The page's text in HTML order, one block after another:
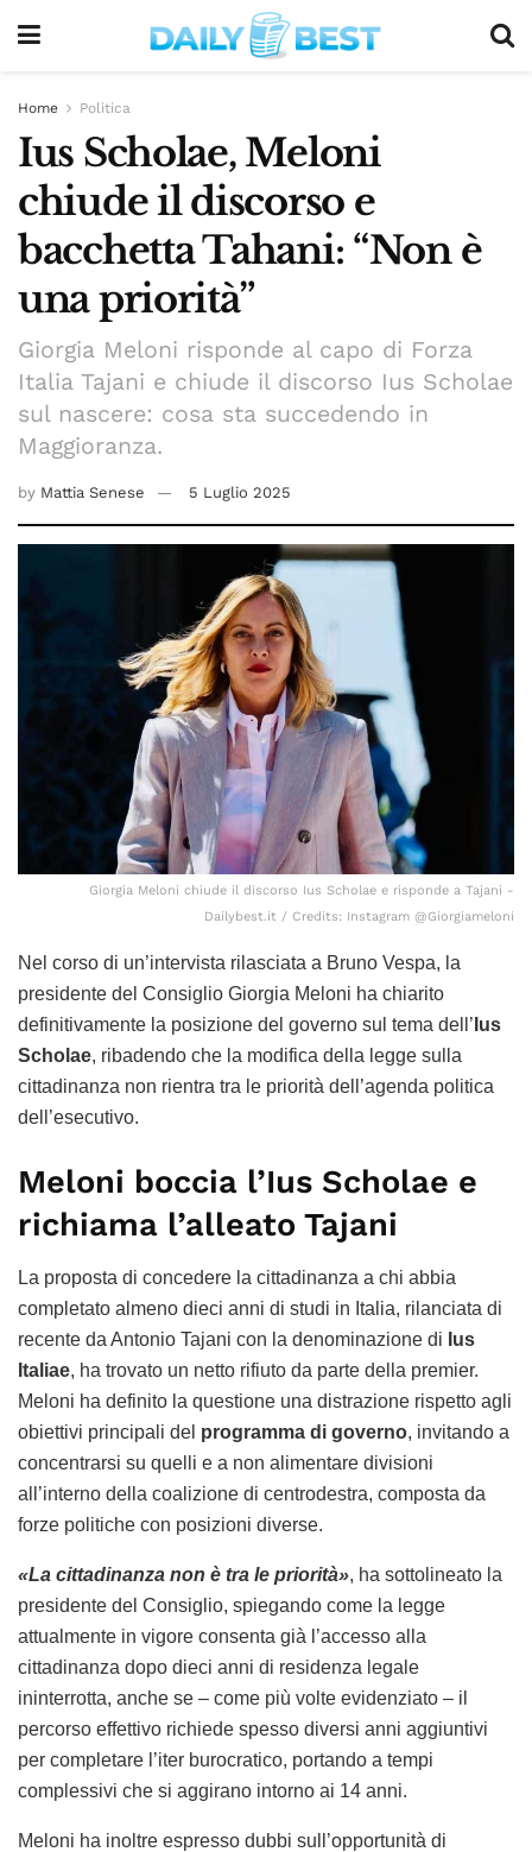
Home Politica
Ius Scholae, Meloni
chiude il discorso e
bacchetta Tahani: “Non è
una priorità”
Giorgia Meloni risponde al capo di Forza
Italia Tajani e chiude il discorso Ius Scholae
sul nascere: cosa sta succedendo in
Maggioranza.
by Mattia Senese 5 Luglio 2025
Giorgia Meloni chiude il discorso Ius Scholae e risponde a Tajani -
Dailybest.it / Credits: Instagram @Giorgiameloni
Nel corso di un’intervista rilasciata a Bruno Vespa, la
presidente del Consiglio Giorgia Meloni ha chiarito
definitivamente la posizione del governo sul tema dell’ Ius
Scholae, ribadendo che la modifica della legge sulla
cittadinanza non rientra tra le priorità dell’agenda politica
dell’esecutivo.
Meloni boccia l’Ius Scholae e
richiama l’alleato Tajani
La proposta di concedere la cittadinanza a chi abbia
completato almeno dieci anni di studi in Italia, rilanciata di
recente da Antonio Tajani con la denominazione di Ius
Italiae, ha trovato un netto rifiuto da parte della premier.
Meloni ha definito la questione una distrazione rispetto agli
obiettivi principali del programma di governo, invitando a
concentrarsi su quelli e a non alimentare divisioni
all’interno della coalizione di centrodestra, composta da
forze politiche con posizioni diverse.
«La cittadinanza non è tra le priorità», ha sottolineato la
presidente del Consiglio, spiegando come la legge
attualmente in vigore consenta già l’accesso alla
cittadinanza dopo dieci anni di residenza legale
ininterrotta, anche se – come più volte evidenziato – il
percorso effettivo richiede spesso diversi anni aggiuntivi
per completare l’iter burocratico, portando a tempi
complessivi che si aggirano intorno ai 14 anni.
Meloni ha inoltre espresso dubbi sull’opportunità di